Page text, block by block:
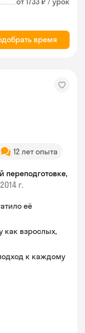
время
12 лет опыта
переподготовке,
2014 г.
её
как взрослых,
к каждому